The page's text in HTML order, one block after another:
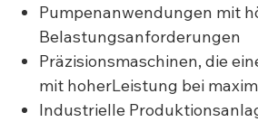
Pumpenanwendungen mit
Belastungsanforderungen
Präzisionsmaschinen, die
mit hoherLeistung bei
Industrielle